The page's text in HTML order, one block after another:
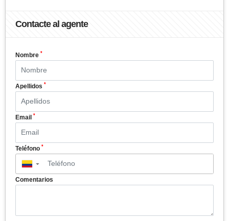
Contacte al agente
Nombre *
Apellidos *
Email *
Teléfono *
▼
Comentarios